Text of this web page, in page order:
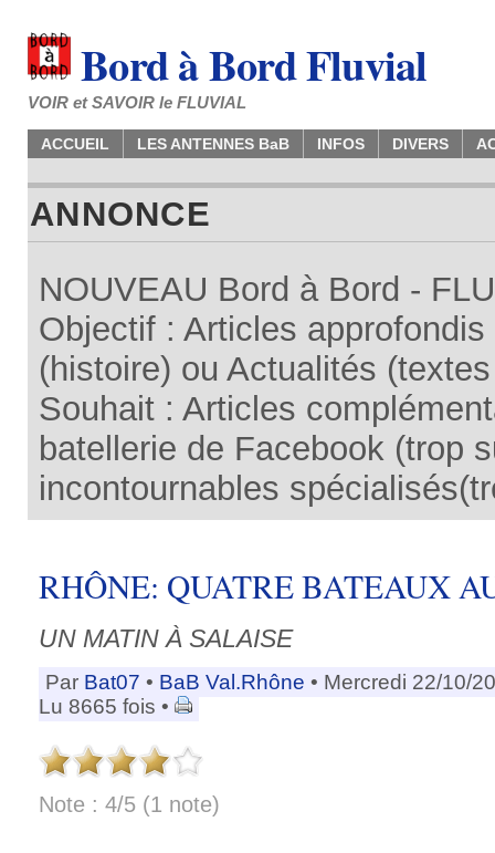
Bord à Bord Fluvial
VOIR et SAVOIR le FLUVIAL
ACCUEIL LES ANTENNES BaB INFOS DIVERS
ANNONCE
NOUVEAU Bord à Bord -
Objectif : Articles
(histoire) ou Actualités
Souhait : Articles
batellerie de Facebook (trop
incontournables
RHÔNE: QUATRE BATEAUX
UN MATIN À SALAISE
Par Bat07 • BaB Val.Rhône • Mercredi 22/10/
Lu 8665 fois •
Note : 4/5 (1 note)